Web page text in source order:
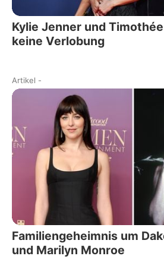
Kylie Jenner und
keine Verlobung
Artikel -
Familiengeheimnis um
und Marilyn Monroe